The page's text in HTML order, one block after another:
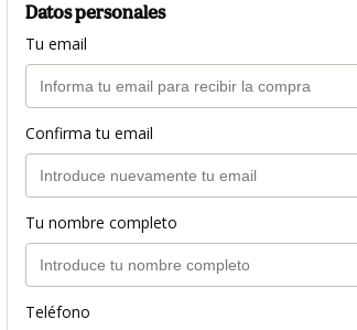
Datos personales
Tu email
Confirma tu email
Tu nombre completo
Teléfono